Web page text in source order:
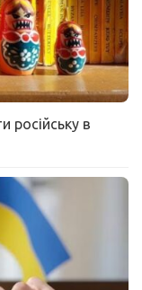
російську в